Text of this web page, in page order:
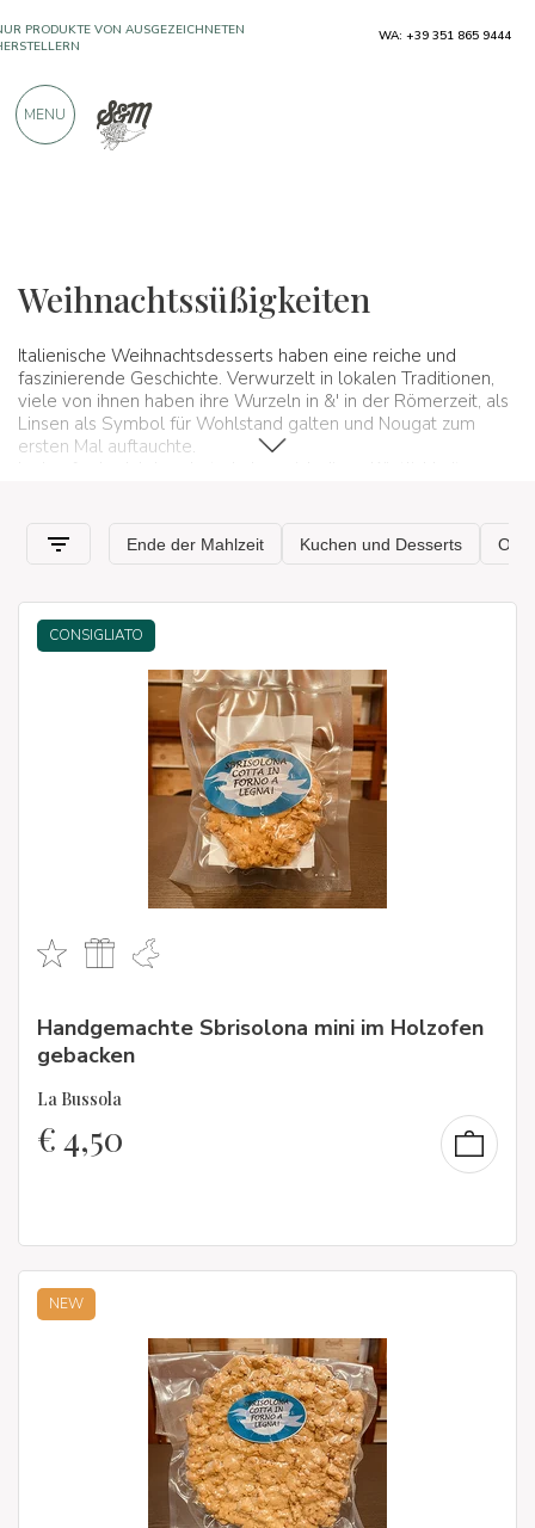
Weihnachtssüßigkeiten
Italienische Weihnachtsdesserts haben eine reiche und
faszinierende Geschichte. Verwurzelt in lokalen Traditionen,
viele von ihnen haben ihre Wurzeln in &' in der Römerzeit, als
Linsen als Symbol für Wohlstand galten und Nougat zum
ersten Mal auftauchte.
die Generationen verbinden.
CONSIGLIATO
Handgemachte Sbrisolona mini im Holzofen
gebacken
La Bussola
€4,50
NEW
PRODUKTE VON AUSGEZEICHNETEN
900 POSITIVE BEWERTUNGEN
WA: +39 351 865 9444
MENU